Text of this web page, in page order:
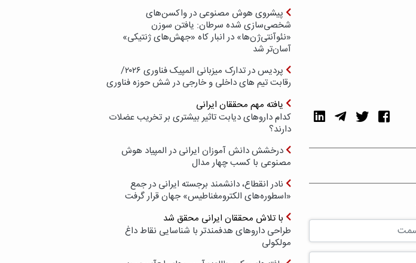
پیشروی هوش مصنوعی در واکسن‌های
شخصی‌سازی شده سرطان: یافتن سوزن
«نئوآنتی‌ژن‌ها» در انبار کاه «جهش‌های ژنتیکی»
آسان‌تر شد
پردیس در تدارک میزبانی المپیک فناوری ۲۰۲۶/
رقابت تیم های داخلی و خارجی در شش حوزه فناوری
یافته مهم محققان ایرانی
کدام داروهای دیابت تاثیر بیشتری بر تخریب عضلات
دارند؟
درخشش دانش آموزان ایرانی در المپیاد هوش
مصنوعی با کسب چهار مدال
نادر انقطاع، دانشمند برجسته ایرانی در جمع
«اسطوره‌های الکترومغناطیس» جهان قرار گرفت
با تلاش محققان ایرانی محقق شد
طراحی داروهای هدفمندتر با شناسایی نقاط داغ
مولکولی